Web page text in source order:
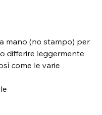
mano (no stampo) per
differire leggermente
come le varie